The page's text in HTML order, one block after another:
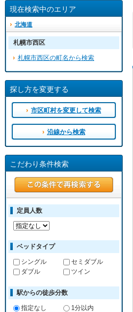
現在検索中のエリア
北海道
札幌市西区
札幌市西区の町名から検索
探し方を変更する
市区町村を変更して検索
沿線から検索
こだわり条件検索
定員人数
ベッドタイプ
シングル
セミダブル
ダブル
ツイン
駅からの徒歩分数
指定なし
1分以内